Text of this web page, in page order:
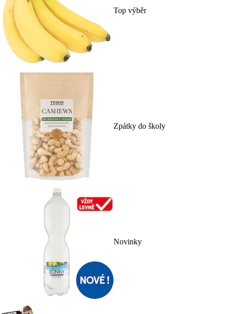
Top výběr
Zpátky do školy
Novinky